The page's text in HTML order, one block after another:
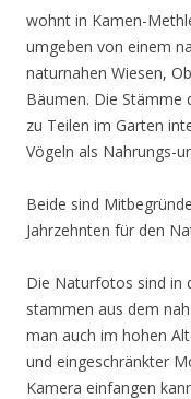
wohnt in Kamen-
umgeben von einem
naturnahen Wiesen,
Bäumen. Die Stämme
zu Teilen im Garten
Vögeln als Nahrungs-
Beide sind
Jahrzehnten für den
Die Naturfotos sind in
stammen aus dem
man auch im hohen
und eingeschränkter
Kamera einfangen